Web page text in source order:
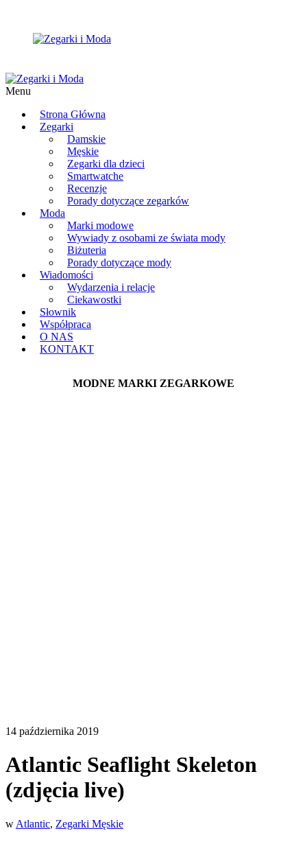
Menu
Strona Główna
Zegarki
Damskie
Męskie
Zegarki dla dzieci
Smartwatche
Recenzje
Porady dotyczące zegarków
Moda
Marki modowe
Wywiady z osobami ze świata mody
Biżuteria
Porady dotyczące mody
Wiadomości
Wydarzenia i relacje
Ciekawostki
Słownik
Współpraca
O NAS
KONTAKT
MODNE MARKI ZEGARKOWE
14 października 2019
Atlantic Seaflight Skeleton
(zdjęcia live)
w Atlantic, Zegarki Męskie